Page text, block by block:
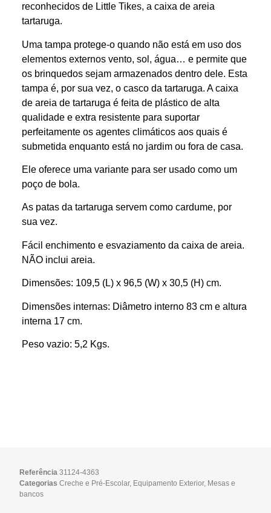
reconhecidos de Little Tikes, a caixa de areia
tartaruga.
Uma tampa protege-o quando não está em uso dos
elementos externos vento, sol, água… e permite que
os brinquedos sejam armazenados dentro dele. Esta
tampa é, por sua vez, o casco da tartaruga. A caixa
de areia de tartaruga é feita de plástico de alta
qualidade e extra resistente para suportar
perfeitamente os agentes climáticos aos quais é
submetida enquanto está no jardim ou fora de casa.
Ele oferece uma variante para ser usado como um
poço de bola.
As patas da tartaruga servem como cardume, por
sua vez.
Fácil enchimento e esvaziamento da caixa de areia.
NÃO inclui areia.
Dimensões: 109,5 (L) x 96,5 (W) x 30,5 (H) cm.
Dimensões internas: Diâmetro interno 83 cm e altura
interna 17 cm.
Peso vazio: 5,2 Kgs.
Referência31124-4363
Categorias Creche e Pré-Escolar, Equipamento Exterior, Mesas e
bancos